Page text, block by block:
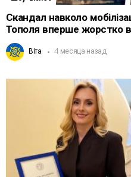
Скандал навколо
Тополя вперше жорстко
Віта 4 месяца назад